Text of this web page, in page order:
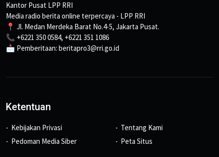
Kantor Pusat LPP RRI
Media radio berita online terpercaya - LPP RRI
📍 Jl. Medan Merdeka Barat No.4-5, Jakarta Pusat.
📞 +6221 350 0584, +6221 351 1086
📩 Pemberitaan: beritapro3@rri.go.id
Ketentuan
Kebijakan Privasi
Pedoman Media Siber
Tentang Kami
Peta Situs